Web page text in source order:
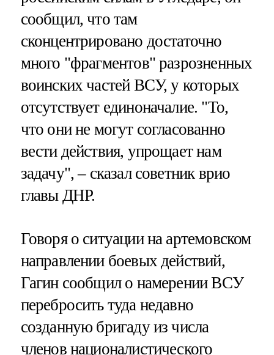
сообщил, что там
сконцентрировано достаточно
много "фрагментов" разрозненных
воинских частей ВСУ, у которых
отсутствует единоначалие. "То,
что они не могут согласованно
вести действия, упрощает нам
задачу", – сказал советник врио
главы ДНР.
Говоря о ситуации на артемовском
направлении боевых действий,
Гагин сообщил о намерении ВСУ
перебросить туда недавно
созданную бригаду из числа
членов националистического